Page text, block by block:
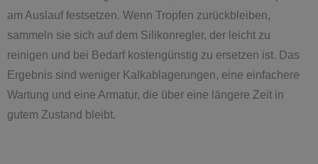
am Auslauf festsetzen. Wenn Tropfen zurückbleiben,
sammeln sie sich auf dem Silikonregler, der leicht zu
reinigen und bei Bedarf kostengünstig zu ersetzen ist. Das
Ergebnis sind weniger Kalkablagerungen, eine einfachere
Wartung und eine Armatur, die über eine längere Zeit in
gutem Zustand bleibt.